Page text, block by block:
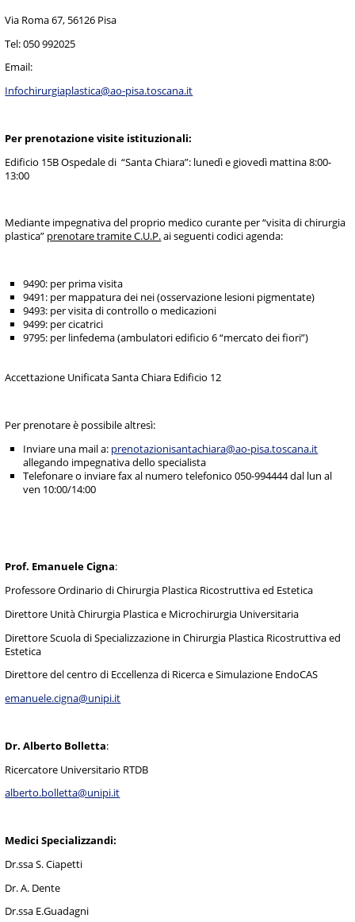
Via Roma 67, 56126 Pisa
Tel: 050 992025
Email:
Infochirurgiaplastica@ao-pisa.toscana.it
Per prenotazione visite istituzionali:
Edificio 15B Ospedale di “Santa Chiara”: lunedì e giovedì mattina 8:00-
13:00
Mediante impegnativa del proprio medico curante per “visita di chirurgia
plastica” prenotare tramite C.U.P.ai seguenti codici agenda:
9490: per prima visita
9491: per mappatura dei nei (osservazione lesioni pigmentate)
9493: per visita di controllo o medicazioni
9499: per cicatrici
9795: per linfedema (ambulatori edificio 6 “mercato dei fiori”)
Accettazione Unificata Santa Chiara Edificio 12
Per prenotare è possibile altresì:
Inviare una mail a: prenotazionisantachiara@ao-pisa.toscana.it
allegando impegnativa dello specialista
Telefonare o inviare fax al numero telefonico 050-994444 dal lun al
ven 10:00/14:00
Prof. Emanuele Cigna:
Professore Ordinario di Chirurgia Plastica Ricostruttiva ed Estetica
Direttore Unità Chirurgia Plastica e Microchirurgia Universitaria
Direttore Scuola di Specializzazione in Chirurgia Plastica Ricostruttiva ed
Estetica
Direttore del centro di Eccellenza di Ricerca e Simulazione EndoCAS
emanuele.cigna@unipi.it
Dr. Alberto Bolletta:
Ricercatore Universitario RTDB
alberto.bolletta@unipi.it
Medici Specializzandi:
Dr.ssa S. Ciapetti
Dr. A. Dente
Dr.ssa E.Guadagni